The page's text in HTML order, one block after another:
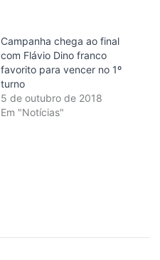
Campanha chega ao final
com Flávio Dino franco
favorito para vencer no 1º
turno
5 de outubro de 2018
Em "Notícias"